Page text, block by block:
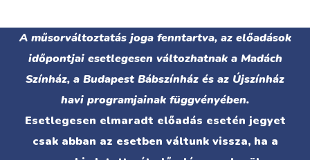
A műsorváltoztatás joga fenntartva, az előadások
időpontjai esetlegesen változhatnak a Madách
Színház, a Budapest Bábszínház és az Újszínház
havi programjainak függvényében.
Esetlegesen elmaradt előadás esetén jegyet
csak abban az esetben váltunk vissza, ha a